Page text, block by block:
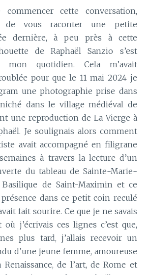
commencer cette conversation,
de vous raconter une petite
dernière, à peu près à cette
de Raphaël Sanzio s’est
mon quotidien. Cela m’avait
pour que le 11 mai 2024 je
une photographie prise dans
dans le village médiéval de
une reproduction de La Vierge à
Je soulignais alors comment
avait accompagné en filigrane
à travers la lecture d’un
du tableau de Sainte-Marie-
de Saint-Maximin et ce
dans ce petit coin reculé
fait sourire. Ce que je ne savais
j’écrivais ces lignes c’est que,
plus tard, j’allais recevoir un
d’une jeune femme, amoureuse
de l’art, de Rome et